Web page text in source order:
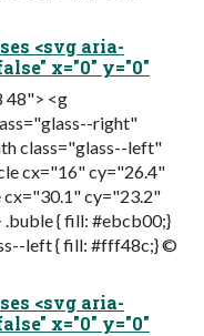
<svg aria-
x="0" y="0"
48"> <g
right"
class="glass--left"
cx="16" cy="26.4"
cy="23.2"
.buble { fill: #ebcb00;}
left { fill: #fff48c;} ©
<svg aria-
x="0" y="0"